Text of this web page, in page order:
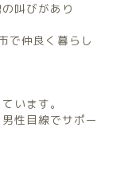
叫びがあり
で仲良く暮らし
います。
性目線でサポー